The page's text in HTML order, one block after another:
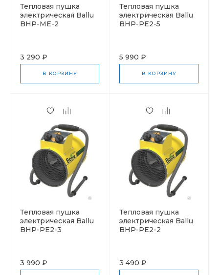
Тепловая пушка
электрическая Ballu
BHP-ME-2
3 290 ₽
В КОРЗИНУ
Тепловая пушка
электрическая Ballu
BHP-PE2-5
5 990 ₽
В КОРЗИНУ
Тепловая пушка
электрическая Ballu
BHP-PE2-3
3 990 ₽
Тепловая пушка
электрическая Ballu
BHP-PE2-2
3 490 ₽